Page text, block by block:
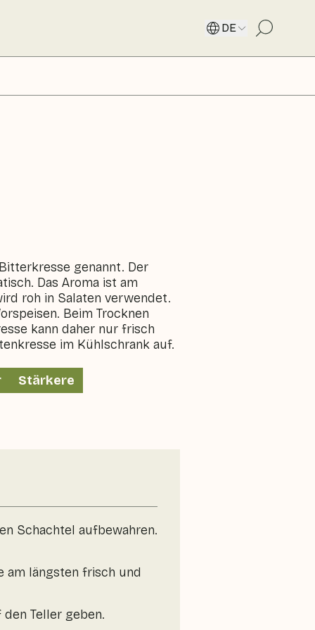
DE
genannt. Der
Das Aroma ist am
roh in Salaten verwendet.
Beim Trocknen
kann daher nur frisch
im Kühlschrank auf.
Stärkere
Schachtel aufbewahren.
am längsten frisch und
Teller geben.